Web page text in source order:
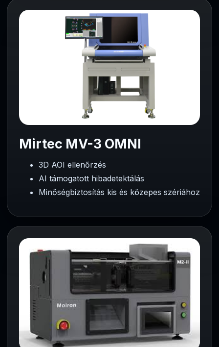
Mirtec MV-3 OMNI
3D AOI ellenőrzés
AI támogatott hibadetektálás
Minőségbiztosítás kis és közepes szériához